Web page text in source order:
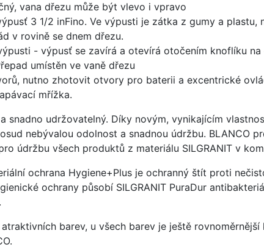
vana dřezu může být vlevo i vpravo
3 1/2 inFino. Ve výpusti je zátka z gumy a
v rovině se dnem dřezu.
- výpusť se zavírá a otevírá otočením knoflíku na
umístěn ve vaně dřezu
nutno zhotovit otvory pro baterii a excentrické
mřížka.
snadno udržovatelný. Díky novým, vynikajícím
nebývalou odolnost a snadnou údržbu. BLANCO
údržbu všech produktů z materiálu SILGRANIT v
ochrana Hygiene+Plus je ochranný štít proti
ochrany působí SILGRANIT PuraDur
barev, u všech barev je ještě